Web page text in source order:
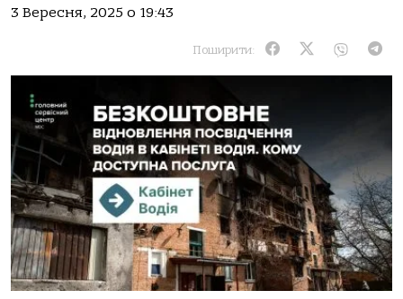
3 Вересня, 2025 о 19:43
Поширити: